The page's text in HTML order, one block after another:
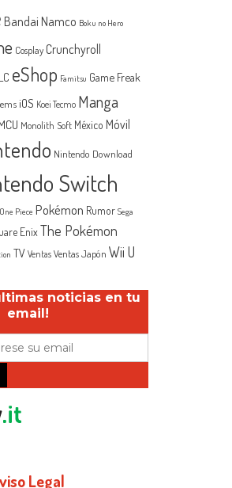
Bandai Namco Boku no Hero
Cosplay Crunchyroll
eShop Famitsu Game Freak
iOS Koei Tecmo Manga
Monolith Soft México Móvil
Nintendo Download
Switch
One Piece Pokémon Rumor Sega
EnixThe Pokémon
TV Ventas Ventas Japón Wii U
noticias en tu
email!
Legal